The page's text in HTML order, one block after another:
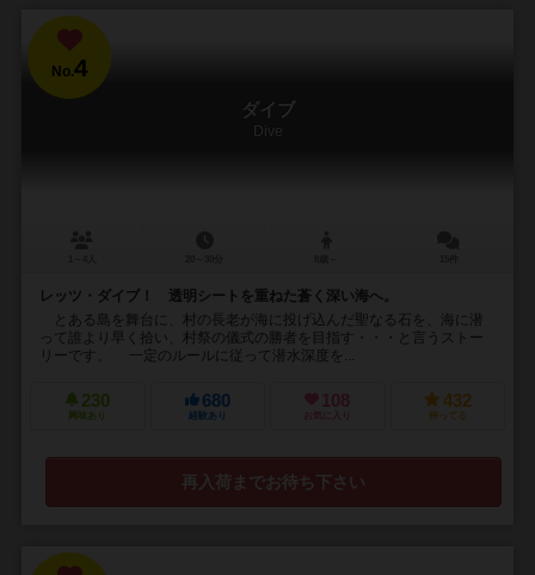
No.4
ダイブ
Dive
レッツ・ダイブ！ 透明シートを重ねた蒼く深い海へ。
とある島を舞台に、村の長老が海に投げ込んだ聖なる石を、海に潜
って誰より早く拾い、村祭の儀式の勝者を目指す・・・と言うストー
リーです。 一定のルールに従って潜水深度を...
230
興味あり
680
経験あり
108
お気に入り
432
持ってる
再入荷までお待ち下さい